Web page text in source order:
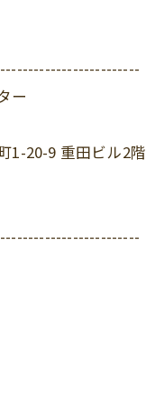
ー
1-20-9 重田ビル2階